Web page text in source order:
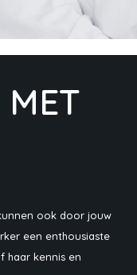
ook door jouw
een enthousiaste
haar kennis en